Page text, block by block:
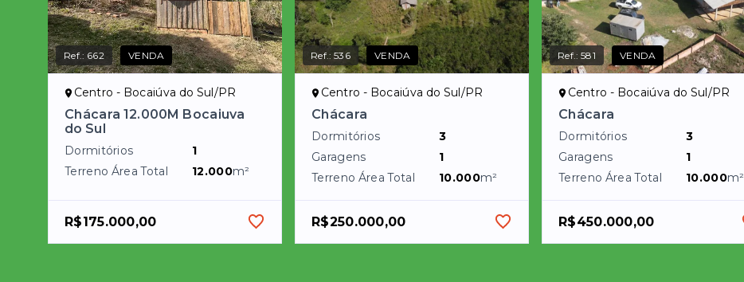
Ref.: 662 VENDA
Centro - Bocaiúva do Sul/PR
Chácara 12.000M Bocaiuva
do Sul
Dormitórios
1
Terreno Área Total
12.000m²
R$175.000,00
Ref.:536 VENDA
Centro - Bocaiúva do Sul/PR
Chácara
Dormitórios
3
Garagens
1
Terreno Área Total
10.000m²
R$250.000,00
Ref.:581 VENDA
Centro - Bocaiúva do Sul/PR
Chácara
Dormitórios
3
Garagens
1
Terreno Área Total
10.000m²
R$450.000,00